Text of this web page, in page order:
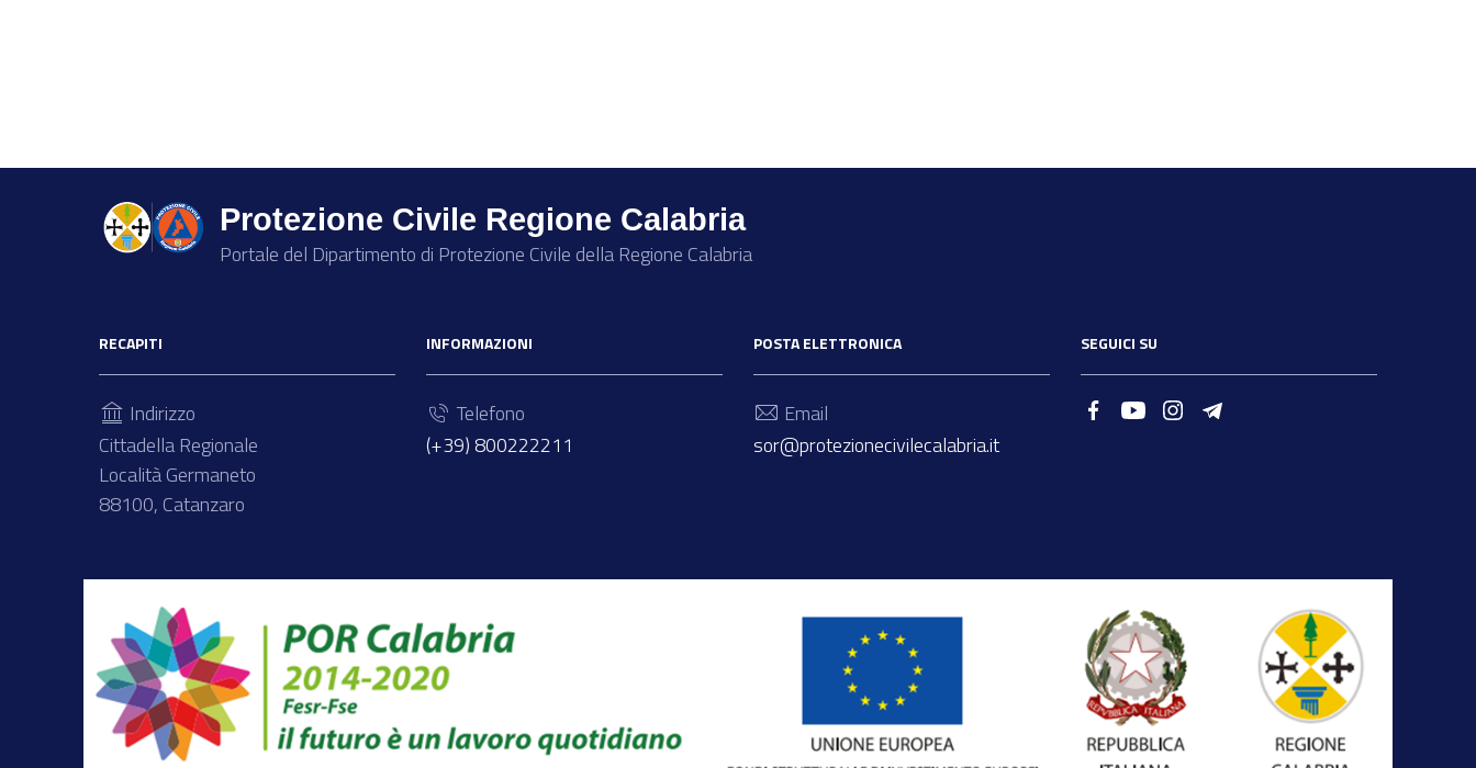
Protezione Civile Regione Calabria
Portale del Dipartimento di Protezione Civile della Regione Calabria
RECAPITI
Indirizzo
Cittadella Regionale
Località Germaneto
88100, Catanzaro
INFORMAZIONI
Telefono
(+39) 800222211
POSTA ELETTRONICA
Email
sor@protezionecivilecalabria.it
SEGUICI SU